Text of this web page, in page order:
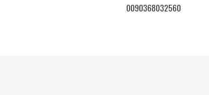
0090368032560